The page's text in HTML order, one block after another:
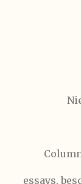
essays,